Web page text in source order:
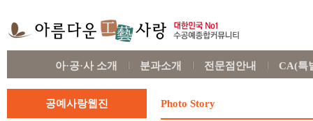
아·공·사 소개 분과소개 전문점안내 CA(특
공예사랑웹진 Photo Story